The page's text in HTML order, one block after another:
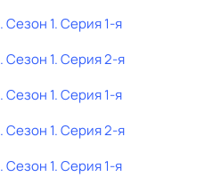
. Сезон 1. Серия 1-я
. Сезон 1. Серия 2-я
. Сезон 1. Серия 1-я
. Сезон 1. Серия 2-я
. Сезон 1. Серия 1-я